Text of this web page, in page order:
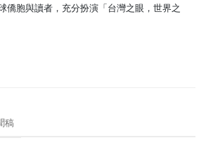
僑胞與讀者，充分扮演「台灣之眼，世界之
稿